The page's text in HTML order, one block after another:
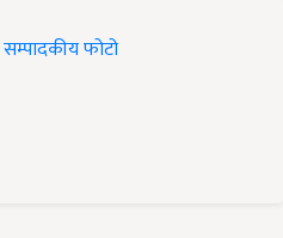
सम्पादकीयफोटो